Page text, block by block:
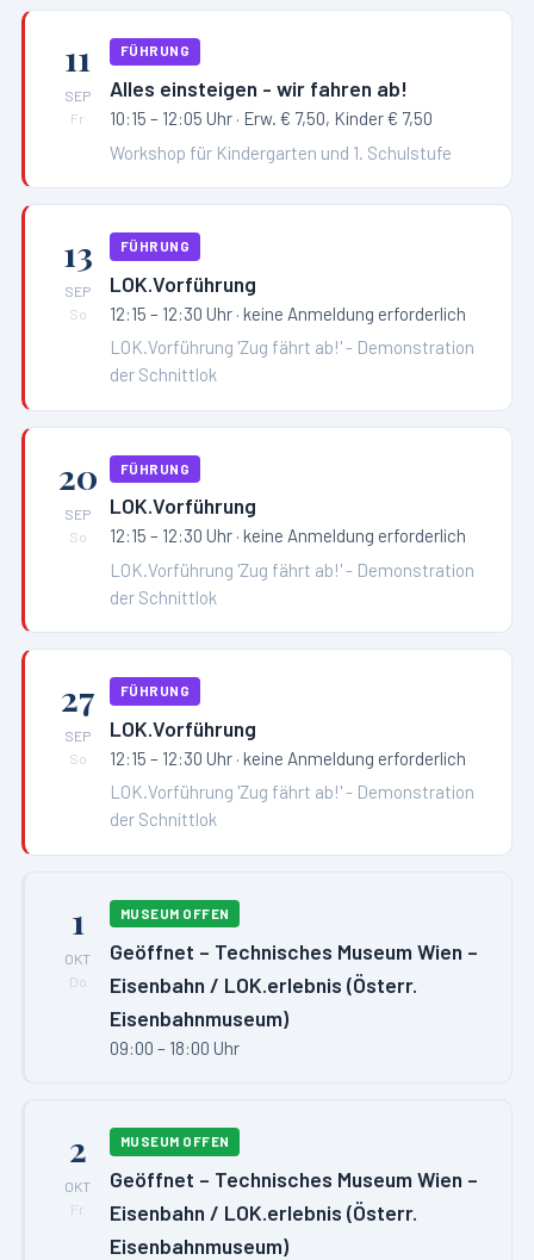
11
SEP
Fr
FÜHRUNG
Alles einsteigen - wir fahren ab!
10:15 – 12:05 Uhr · Erw. € 7,50, Kinder € 7,50
Workshop für Kindergarten und 1. Schulstufe
13
SEP
So
FÜHRUNG
LOK.Vorführung
12:15 – 12:30 Uhr · keine Anmeldung erforderlich
LOK.Vorführung 'Zug fährt ab!' - Demonstration
der Schnittlok
20
SEP
So
FÜHRUNG
LOK.Vorführung
12:15 – 12:30 Uhr · keine Anmeldung erforderlich
LOK.Vorführung 'Zug fährt ab!' - Demonstration
der Schnittlok
27
SEP
So
FÜHRUNG
LOK.Vorführung
12:15 – 12:30 Uhr · keine Anmeldung erforderlich
LOK.Vorführung 'Zug fährt ab!' - Demonstration
der Schnittlok
1
OKT
Do
MUSEUM OFFEN
Geöffnet – Technisches Museum Wien –
Eisenbahn / LOK.erlebnis (Österr.
Eisenbahnmuseum)
09:00 – 18:00 Uhr
2
OKT
Fr
MUSEUM OFFEN
Geöffnet – Technisches Museum Wien –
Eisenbahn / LOK.erlebnis (Österr.
Eisenbahnmuseum)